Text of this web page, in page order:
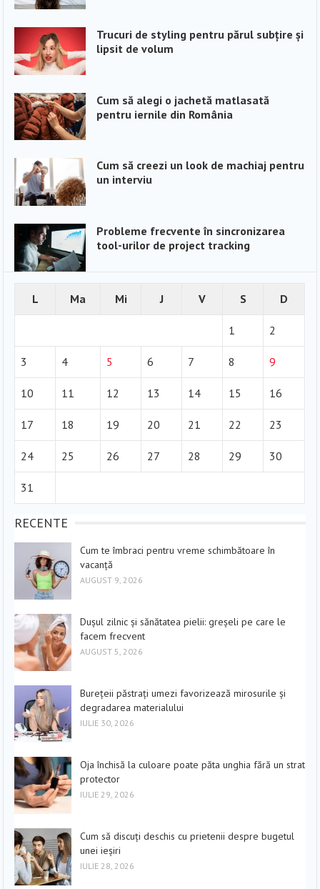
Trucuri de styling pentru părul subțire și
lipsit de volum
Cum să alegi o jachetă matlasată
pentru iernile din România
Cum să creezi un look de machiaj pentru
un interviu
Probleme frecvente în sincronizarea
tool-urilor de project tracking
L Ma Mi J V S D
1 2
3 4 5 6 7 8 9
10 11 12 13 14 15 16
17 18 19 20 21 22 23
24 25 26 27 28 29 30
31
RECENTE
Cum te îmbraci pentru vreme schimbătoare în
vacanță
AUGUST 9, 2026
Dușul zilnic și sănătatea pielii: greșeli pe care le
facem frecvent
AUGUST 5, 2026
Burețeii păstrați umezi favorizează mirosurile și
degradarea materialului
IULIE 30, 2026
Oja închisă la culoare poate păta unghia fără un strat
protector
IULIE 29, 2026
Cum să discuți deschis cu prietenii despre bugetul
unei ieșiri
IULIE 28, 2026